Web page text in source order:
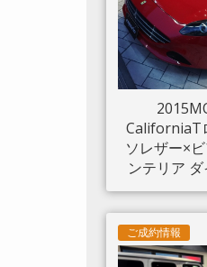
CaliforniaT
ソレザー×
ンテリア
チシート
ライバーゾ
タートンネ
インサート
ご成約情報